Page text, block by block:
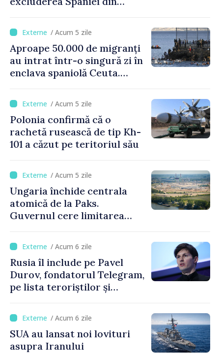
/ Acum 5 zile
Aproape 50.000 de migranți
au intrat într-o singură zi în
enclava spaniolă Ceuta.
Schengen cu Spania
/ Acum 5 zile
Polonia confirmă că o
rachetă rusească de tip Kh-
101 a căzut pe teritoriul său
/ Acum 5 zile
Ungaria închide centrala
atomică de la Paks.
Guvernul cere limitarea
/ Acum 6 zile
Rusia îl include pe Pavel
Durov, fondatorul Telegram,
pe lista teroriștilor și
/ Acum 6 zile
SUA au lansat noi lovituri
asupra Iranului